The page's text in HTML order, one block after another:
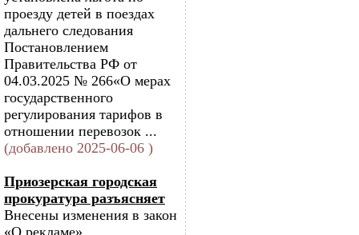
проезду детей в поездах
дальнего следования
Постановлением
Правительства РФ от
04.03.2025 № 266«О мерах
государственного
регулирования тарифов в
отношении перевозок ...
(добавлено 2025-06-06 )
Приозерская городская
прокуратура разъясняет
Внесены изменения в закон
«О рекламе»,...